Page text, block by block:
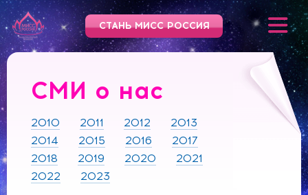
СТАНЬ МИСС РОССИЯ
СМИ о нас
2010 2011 2012
2013
2014
2015 2016
2017
2018
2019 2020
2021
2022
2023